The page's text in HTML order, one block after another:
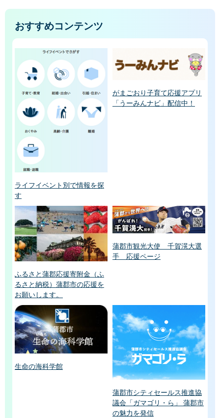
おすすめコンテンツ
ライフイベント別で情報を探
す
がまごおり子育て応援アプリ
「うーみんナビ」配信中！
ふるさと蒲郡応援寄附金（ふ
るさと納税）蒲郡市の応援を
お願いします。
蒲郡市観光大使 千賀滉大選
手 応援ページ
生命の海科学館
蒲郡市シティセールス推進協
議会「ガマゴリ・ら」 蒲郡市
の魅力を発信